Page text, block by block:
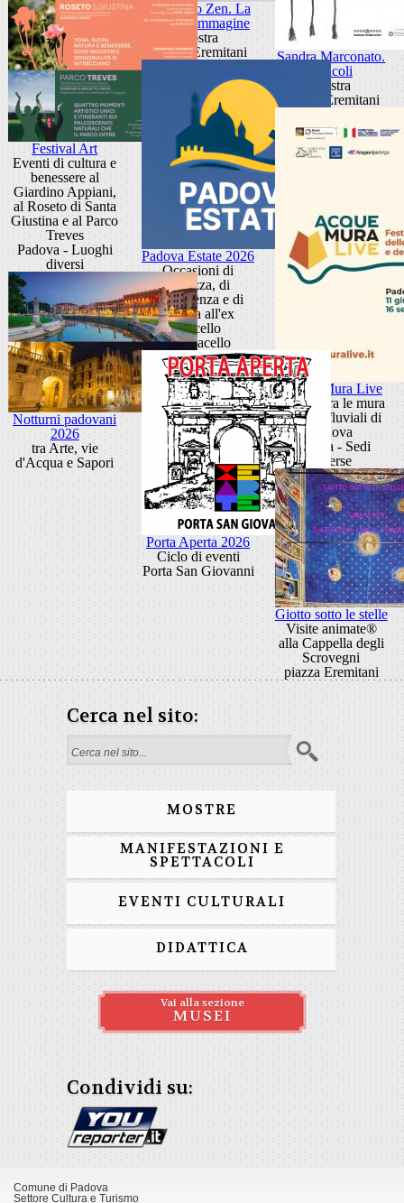
Giancarlo Zen. La
luce fa l'immagine
Mostra
Museo Eremitani
Sandra Marconato.
Oracoli
Mostra
Museo Eremitani
Festival Art
Eventi di cultura e
benessere al
Giardino Appiani,
al Roseto di Santa
Giustina e al Parco
Treves
Padova - Luoghi
diversi
Padova Estate 2026
Occasioni di
bellezza, di
conoscenza e di
cultura all'ex
Macello
Ex Macello
Acque Mura Live
Festival tra le mura
e i porti fluviali di
Padova
Padova - Sedi
diverse
Notturni padovani
2026
tra Arte, vie
d'Acqua e Sapori
Porta Aperta 2026
Ciclo di eventi
Porta San Giovanni
Giotto sotto le stelle
Visite animate®
alla Cappella degli
Scrovegni
piazza Eremitani
Cerca nel sito:
Search form
MOSTRE
MANIFESTAZIONI E
SPETTACOLI
EVENTI CULTURALI
DIDATTICA
Vai alla sezione
MUSEI
Condividi su:
Comune di Padova
Settore Cultura e Turismo